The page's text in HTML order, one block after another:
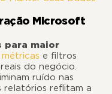
Microsoft
para maior
métricas e filtros
do negócio.
ruído nas
relatórios reflitam a